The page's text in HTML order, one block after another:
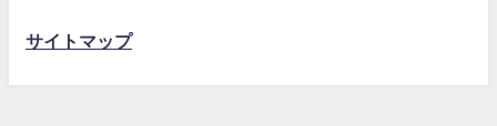
サイトマップ